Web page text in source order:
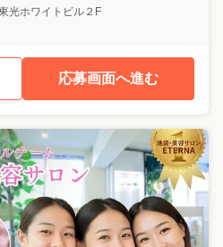
光ホワイトビル２F
応募画面へ進む